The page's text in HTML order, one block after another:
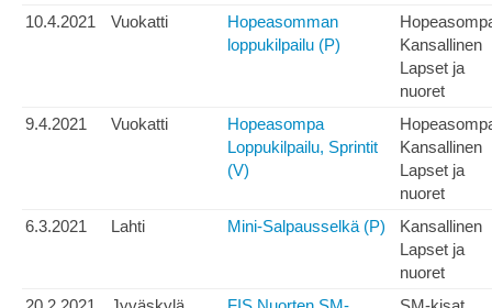
10.4.2021
Vuokatti
Hopeasomman
loppukilpailu (P)
Kansallinen
Lapset ja
nuoret
9.4.2021
Vuokatti
Hopeasompa
Loppukilpailu, Sprintit
(V)
Kansallinen
Lapset ja
nuoret
6.3.2021
Lahti Mini-Salpausselkä (P)
Kansallinen
Lapset ja
nuoret